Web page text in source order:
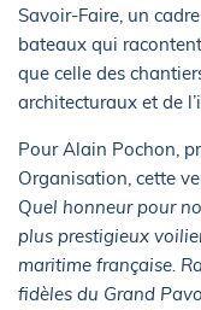
Savoir-Faire, un
bateaux qui
que celle des
architecturaux et de
Pour Alain Pochon,
Organisation, cette
Quel honneur pour
plus prestigieux
maritime française.
fidèles du Grand